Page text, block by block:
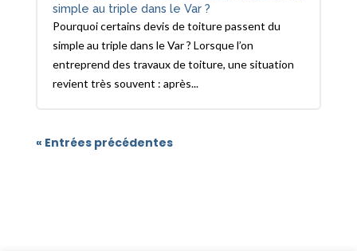
simple au triple dans le Var ?
Pourquoi certains devis de toiture passent du
simple au triple dans le Var ? Lorsque l’on
entreprend des travaux de toiture, une situation
revient très souvent : après...
« Entrées précédentes